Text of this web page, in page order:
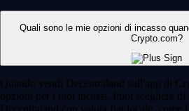
Quali sono le mie opzioni di incasso
Crypto.com?
Quando vendi Decentraland sull'app di
opzioni per i tuoi incassi. Puoi scegliere di
Decentraland con valuta fiat locale, come